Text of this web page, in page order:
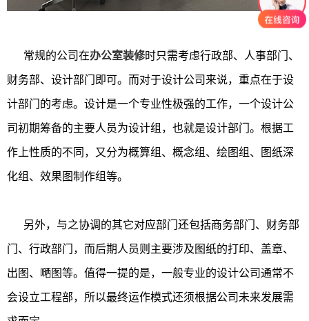
常规的公司在办公室装修时只需考虑行政部、人事部门、
财务部、设计部门即可。而对于设计公司来说，重点在于设
计部门的考虑。设计是一个专业性极强的工作，一个设计公
司初期筹备的主要人员为设计组，也就是设计部门。根据工
作上性质的不同，又分为概算组、概念组、绘图组、图纸深
化组、效果图制作组等。
另外，与之协调的其它对应部门还包括商务部门、财务部
门、行政部门，而后期人员则主要涉及图纸的打印、盖章、
出图、嗮图等。值得一提的是，一般专业的设计公司通常不
会设立工程部，所以最终运作模式还须根据公司未来发展需